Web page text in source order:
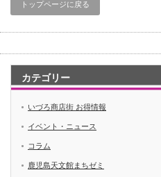
トップページに戻る
カテゴリー
いづろ商店街 お得情報
イベント・ニュース
コラム
鹿児島天文館まちゼミ